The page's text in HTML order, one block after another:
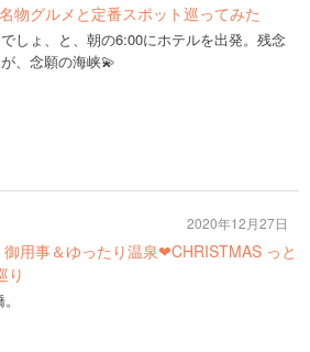
物グルメと定番スポット巡ってみた
しょ、と、朝の6:00にホテルを出発。残念
、念願の海峡💫
用事＆ゆったり温泉❤CHRISTMAS っと
り
2020年12月27日